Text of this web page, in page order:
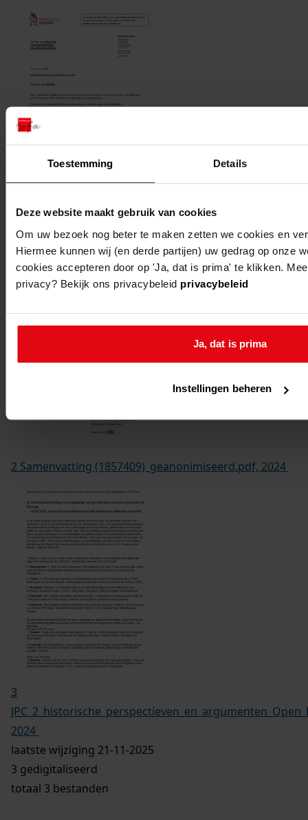
Toestemming Details
Deze website maakt gebruik van cookies
Om uw bezoek nog beter te maken zetten we cookies en
Hiermee kunnen wij (en derde partijen) uw gedrag op onze
cookies accepteren door op 'Ja, dat is prima' te klikken.
privacy? Bekijk ons privacybeleid privacybeleid
Ja, dat is prima
Instellingen beheren
1 Woo-besluit open brief de heer
Lassooij_geanonimiseerd.pdf, 2024
2 Samenvatting (1857409)_geanonimiseerd.pdf, 2024
3
2024
laatste wijziging 21-11-2025
3 gedigitaliseerd
totaal 3 bestanden